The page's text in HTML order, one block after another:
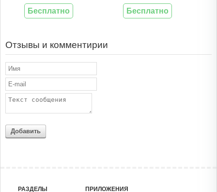
Бесплатно Бесплатно
Отзывы и комментирии
Добавить
РАЗДЕЛЫ ПРИЛОЖЕНИЯ